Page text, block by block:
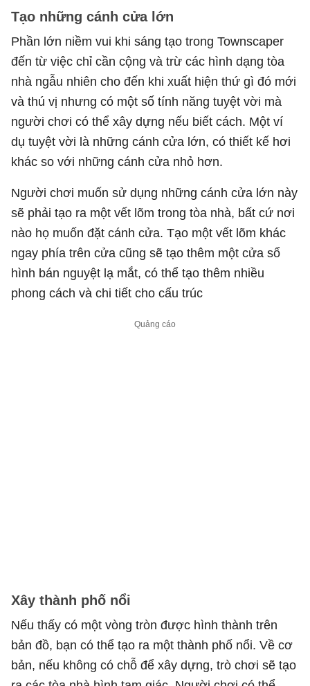
Tạo những cánh cửa lớn
Phần lớn niềm vui khi sáng tạo trong Townscaper
đến từ việc chỉ cần cộng và trừ các hình dạng tòa
nhà ngẫu nhiên cho đến khi xuất hiện thứ gì đó mới
và thú vị nhưng có một số tính năng tuyệt vời mà
người chơi có thể xây dựng nếu biết cách. Một ví
dụ tuyệt vời là những cánh cửa lớn, có thiết kế hơi
khác so với những cánh cửa nhỏ hơn.
Người chơi muốn sử dụng những cánh cửa lớn này
sẽ phải tạo ra một vết lõm trong tòa nhà, bất cứ nơi
nào họ muốn đặt cánh cửa. Tạo một vết lõm khác
ngay phía trên cửa cũng sẽ tạo thêm một cửa sổ
hình bán nguyệt lạ mắt, có thể tạo thêm nhiều
phong cách và chi tiết cho cấu trúc
Xây thành phố nổi
Nếu thấy có một vòng tròn được hình thành trên
bản đồ, bạn có thể tạo ra một thành phố nổi. Về cơ
bản, nếu không có chỗ để xây dựng, trò chơi sẽ tạo